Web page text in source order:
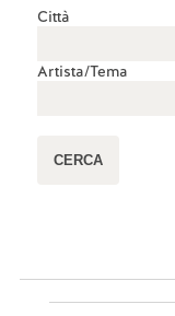
Città
Artista/Tema